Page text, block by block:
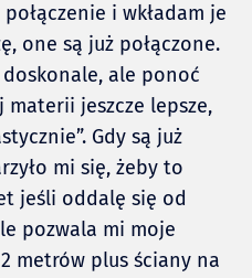
i wkładam je
one są już połączone.
doskonale, ale ponoć
materii jeszcze lepsze,
Gdy są już
mi się, żeby to
jeśli oddalę się od
pozwala mi moje
metrów plus ściany na